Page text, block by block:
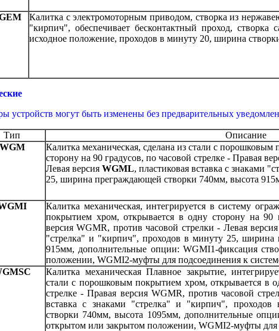
Калитка с электромоторным приводом, створка из
"кирпич", обеспечивает бесконтактный проход,
исходное положение, проходов в минуту 20, ширина
устройств могут быть изменены без предварительных
Тип Описание
WGM
Калитка механическая, сделана из стали с
сторону на 90 градусов, по часовой стрелке - Правая
Левая версия WGML, пластиковая вставка с знаками
25, ширина преграждающей створки 740мм, высота
Калитка механическая, интегрируется в систему
покрытием хром, открывается в одну сторону на 90
версия WGMR, против часовой стрелки - Левая
"стрелка" и "кирпич", проходов в минуту 25, ширина
915мм, дополнительные опции: WGMI1-фиксация
положении, WGMI2-муфты для подсоединения к
Калитка механическая Плавное закрытие,
стали с порошковым покрытием хром, открывается в
стрелке - Правая версия WGMR, против часовой
вставка с знаками "стрелка" и "кирпич",
створки 740мм, высота 1095мм, дополнительные
открытом или закрытом положении, WGMI2-муфты для